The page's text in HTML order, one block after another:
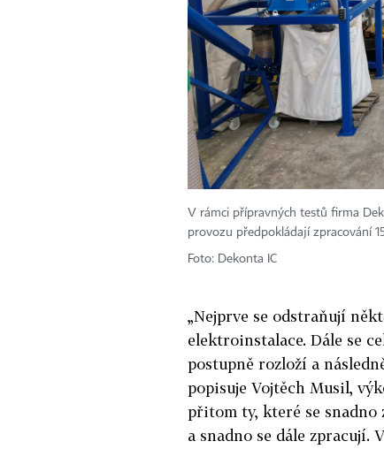
V rámci přípravných testů firma
provozu předpokládají zpracování
Foto: Dekonta IC
„Nejprve se odstraňují
elektroinstalace. Dále se
postupně rozloží a
popisuje Vojtěch Musil,
přitom ty, které se
a snadno se dále zpracují.